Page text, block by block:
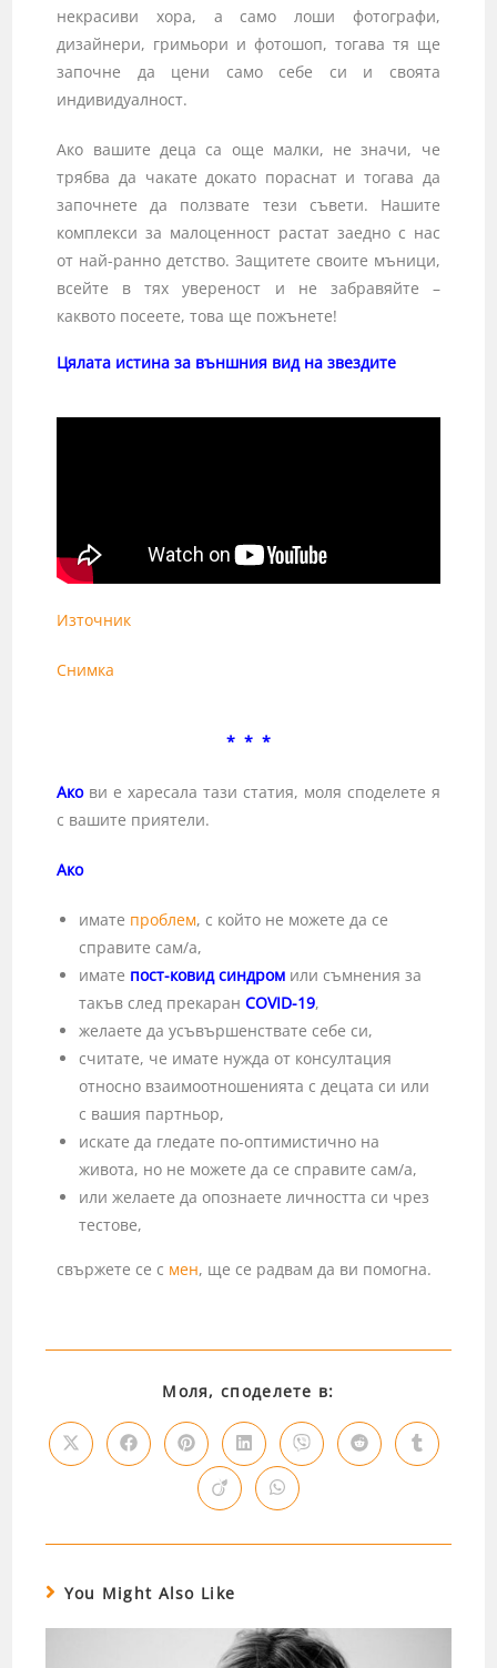
некрасиви хора, а само лоши фотографи,
дизайнери, гримьори и фотошоп, тогава тя ще
започне да цени само себе си и своята
индивидуалност.
Ако вашите деца са още малки, не значи, че
трябва да чакате докато пораснат и тогава да
започнете да ползвате тези съвети. Нашите
комплекси за малоценност растат заедно с нас
от най-ранно детство. Защитете своите мъници,
всейте в тях увереност и не забравяйте –
каквото посеете, това ще пожънете!
Цялата истина за външния вид на звездите
Източник
Снимка
* * *
Ако ви е харесала тази статия, моля споделете я
с вашите приятели.
Ако
имате проблем, с който не можете да се
справите сам/а,
имате пост-ковид синдром или съмнения за
такъв след прекаранCOVID-19,
желаете да усъвършенствате себе си,
считате, че имате нужда от консултация
относно взаимоотношенията с децата си или
с вашия партньор,
искате да гледате по-оптимистично на
живота, но не можете да се справите сам/а,
или желаете да опознаете личността си чрез
тестове,
свържете се с мен, ще се радвам да ви помогна.
Моля, споделете в:
You Might Also Like